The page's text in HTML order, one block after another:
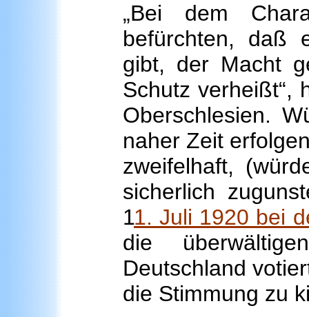
„Bei dem
befürchten, daß
gibt, der Macht
Schutz verheißt“,
Oberschlesien.
naher Zeit
zweifelhaft,
sicherlich
11. Juli 1920 bei
die
Deutschland
die Stimmung zu